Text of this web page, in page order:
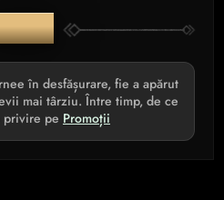
în desfășurare, fie a apărut
mai târziu. Între timp, de ce
privire pe Promoții